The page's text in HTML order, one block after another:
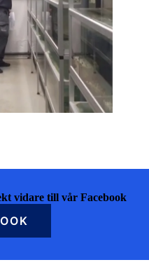
vidare till vår Facebook